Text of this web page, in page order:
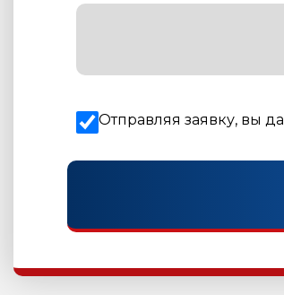
Отправляя заявку, вы